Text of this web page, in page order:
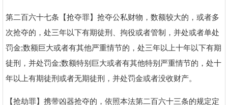
第二百六十七条【抢夺罪】抢夺公私财物，数额较大的，或者多
次抢夺的，处三年以下有期徒刑、拘役或者管制，并处或者单处
罚金;数额巨大或者有其他严重情节的，处三年以上十年以下有期
徒刑，并处罚金;数额特别巨大或者有其他特别严重情节的，处十
年以上有期徒刑或者无期徒刑，并处罚金或者没收财产。
【抢劫罪】携带凶器抢夺的，依照本法第二百六十三条的规定定